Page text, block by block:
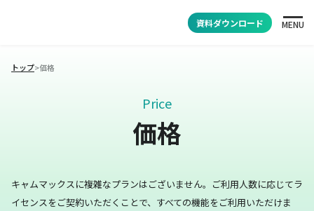
資料ダウンロード MENU
トップ>価格
Price
価格
キャムマックスに複雑なプランはございません。 ご利用人数に応じてラ
イセンスをご契約いただくことで、すべての機能をご利用いただけま